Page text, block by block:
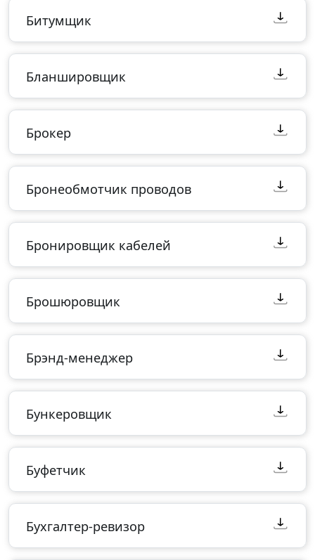
Битумщик
Бланшировщик
Брокер
Бронеобмотчик проводов
Бронировщик кабелей
Брошюровщик
Брэнд-менеджер
Бункеровщик
Буфетчик
Бухгалтер-ревизор